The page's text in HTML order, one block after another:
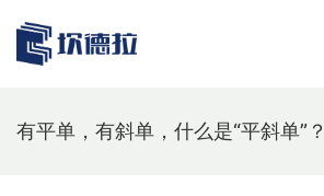
有平单，有斜单，什么是“平斜单”？